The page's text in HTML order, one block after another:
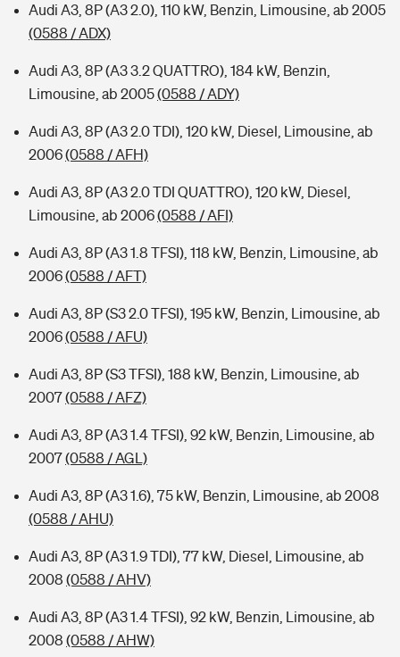
Audi A3, 8P (A3 2.0), 110 kW, Benzin, Limousine, ab 2005
(0588 / ADX)
Audi A3, 8P (A3 3.2 QUATTRO), 184 kW, Benzin,
Limousine, ab 2005(0588 / ADY)
Audi A3, 8P (A3 2.0 TDI), 120 kW, Diesel, Limousine, ab
2006(0588 / AFH)
Audi A3, 8P (A3 2.0 TDI QUATTRO), 120 kW, Diesel,
Limousine, ab 2006(0588 / AFI)
Audi A3, 8P (A3 1.8 TFSI), 118 kW, Benzin, Limousine, ab
2006(0588 / AFT)
Audi A3, 8P (S3 2.0 TFSI), 195 kW, Benzin, Limousine, ab
2006(0588 / AFU)
Audi A3, 8P (S3 TFSI), 188 kW, Benzin, Limousine, ab
2007(0588 / AFZ)
Audi A3, 8P (A3 1.4 TFSI), 92 kW, Benzin, Limousine, ab
2007(0588 / AGL)
Audi A3, 8P (A3 1.6), 75 kW, Benzin, Limousine, ab 2008
(0588 / AHU)
Audi A3, 8P (A3 1.9 TDI), 77 kW, Diesel, Limousine, ab
2008 (0588 / AHV)
Audi A3, 8P (A3 1.4 TFSI), 92 kW, Benzin, Limousine, ab
2008 (0588 / AHW)